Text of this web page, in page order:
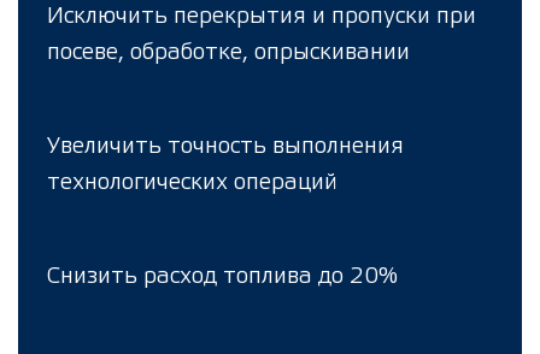
Исключить перекрытия и пропуски при
посеве, обработке, опрыскивании
Увеличить точность выполнения
технологических операций
Снизить расход топлива до 20%